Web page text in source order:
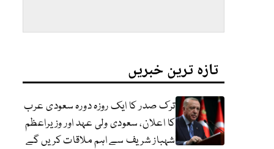
تازہ ترین خبریں
ترک صدر کا ایک روزہ دورہ سعودی عرب
کا اعلان، سعودی ولی عہد اور وزیراعظم
شہباز شریف سے اہم ملاقات کریں گے